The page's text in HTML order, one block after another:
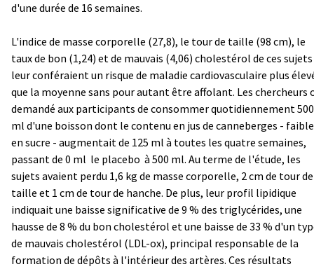
d'une durée de 16 semaines.
L'indice de masse corporelle (27,8), le tour de taille (98 cm), le
taux de bon (1,24) et de mauvais (4,06) cholestérol de ces sujets
leur conféraient un risque de maladie cardiovasculaire plus
que la moyenne sans pour autant être affolant. Les chercheurs
demandé aux participants de consommer quotidiennement 500
ml d'une boisson dont le contenu en jus de canneberges - faible
en sucre - augmentait de 125 ml à toutes les quatre semaines,
passant de 0 ml ­ le placebo ­ à 500 ml. Au terme de l'étude, les
sujets avaient perdu 1,6 kg de masse corporelle, 2 cm de tour de
taille et 1 cm de tour de hanche. De plus, leur profil lipidique
indiquait une baisse significative de 9 % des triglycérides, une
hausse de 8 % du bon cholestérol et une baisse de 33 % d'un
de mauvais cholestérol (LDL-ox), principal responsable de la
formation de dépôts à l'intérieur des artères. Ces résultats